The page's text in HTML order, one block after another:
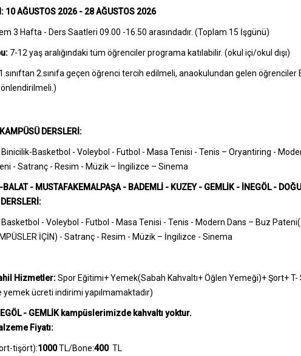
10 AĞUSTOS 2026 - 28 AĞUSTOS 2026
3 Hafta - Ders Saatleri 09.00 -16.50 arasındadır. (Toplam 15 İşgünü)
7-12 yaş aralığındaki tüm öğrenciler programa katılabilir. (okul içi/okul dışı)
2.sınıfa geçen öğrenci tercih edilmeli, anaokulundan gelen öğrenciler
DERSLERİ:
Basketbol - Voleybol - Futbol - Masa Tenisi - Tenis – Oryantiring -
- Satranç - Resim - Müzik – İngilizce – Sinema
- MUSTAFAKEMALPAŞA - BADEMLİ - KUZEY - GEMLİK - İNEGÖL - DOĞU
- Voleybol - Futbol - Masa Tenisi - Tenis - Modern Dans – Buz Pateni(
İÇİN) - Satranç - Resim - Müzik – İngilizce - Sinema
Hizmetler:Spor Eğitimi+ Yemek(Sabah Kahvaltı+ Öğlen Yemeği)+ Şort+ T-
yemek ücreti indirimi yapılmamaktadır)
- GEMLİK kampüslerimizde kahvaltı yoktur.
Fiyatı:
tişört):1000TL/Bone:400 TL